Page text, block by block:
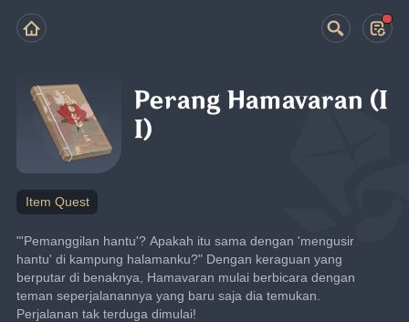
Perang Hamavaran (I
I)
Item Quest
"'Pemanggilan hantu'? Apakah itu sama dengan 'mengusir
hantu' di kampung halamanku?" Dengan keraguan yang
berputar di benaknya, Hamavaran mulai berbicara dengan
teman seperjalanannya yang baru saja dia temukan.
Perjalanan tak terduga dimulai!